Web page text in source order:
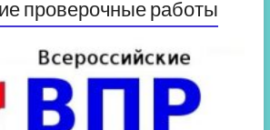
проверочные работы